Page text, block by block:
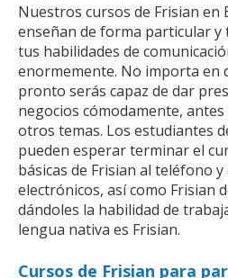
Nuestros cursos de Frisian en
enseñan de forma particular
tus habilidades de
enormemente. No importa en
pronto serás capaz de dar
negocios cómodamente,
otros temas. Los estudiantes
pueden esperar terminar el
básicas de Frisian al teléfono
electrónicos, así como Frisian
dándoles la habilidad de
lengua nativa es Frisian.
Cursos de Frisian para